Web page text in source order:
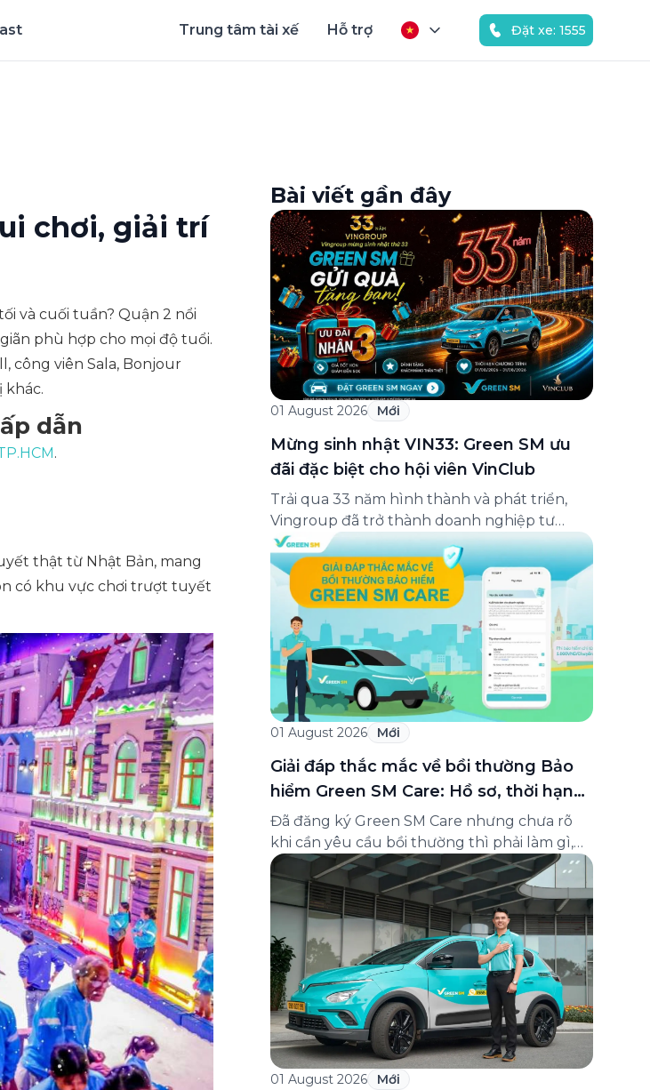
Trung tâm tài xế Hỗ trợ Đặt xe: 1555
chơi, giải trí
và cuối tuần? Quận 2 nổi
phù hợp cho mọi độ tuổi.
công viên Sala, Bonjour
khác.
dẫn
.
thật từ Nhật Bản, mang
có khu vực chơi trượt tuyết
Bài viết gần đây
01 August 2026 Mới
Mừng sinh nhật VIN33: Green SM ưu
đãi đặc biệt cho hội viên VinClub
Trải qua 33 năm hình thành và phát triển,
Vingroup đã trở thành doanh nghiệp tư
nhân đa ngành lớn nhất Việt Nam, lọt Top 30
doanh nghiệp lớn nhất Đông Nam Á theo
bảng xếp hạng của Tạp chí Fortune (Mỹ).
Nhân kỷ niệm 33 năm thành lập (8/8/1993
đến 8/8/2026), Green SM trân […]
01 August 2026 Mới
Giải đáp thắc mắc về bồi thường Bảo
hiểm Green SM Care: Hồ sơ, thời hạn
và cách liên hệ hỗ trợ
Đã đăng ký Green SM Care nhưng chưa rõ
khi cần yêu cầu bồi thường thì phải làm gì,
hồ sơ ra sao, hay giấy chứng nhận bảo hiểm
tìm ở đâu? Bài viết này tổng hợp đầy đủ các
câu hỏi thường gặp nhất về quy trình bồi
thường và hỗ trợ của Green […]
01 August 2026 Mới